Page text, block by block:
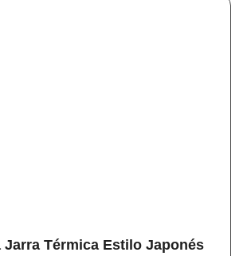
Jarra Térmica Estilo Japonés